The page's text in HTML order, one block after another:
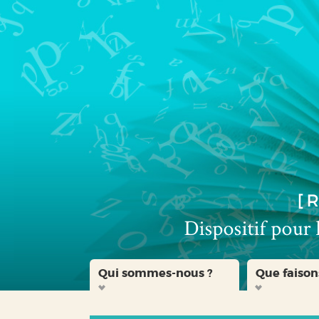
Aller
menu
Aller
contenu
Aller
la
recherche
Qui sommes-nous ? Que